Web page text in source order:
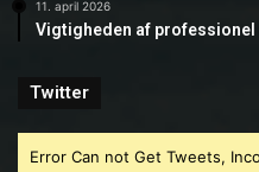
11. april 2026
Vigtigheden af
Twitter
Error Can not Get Tweets,